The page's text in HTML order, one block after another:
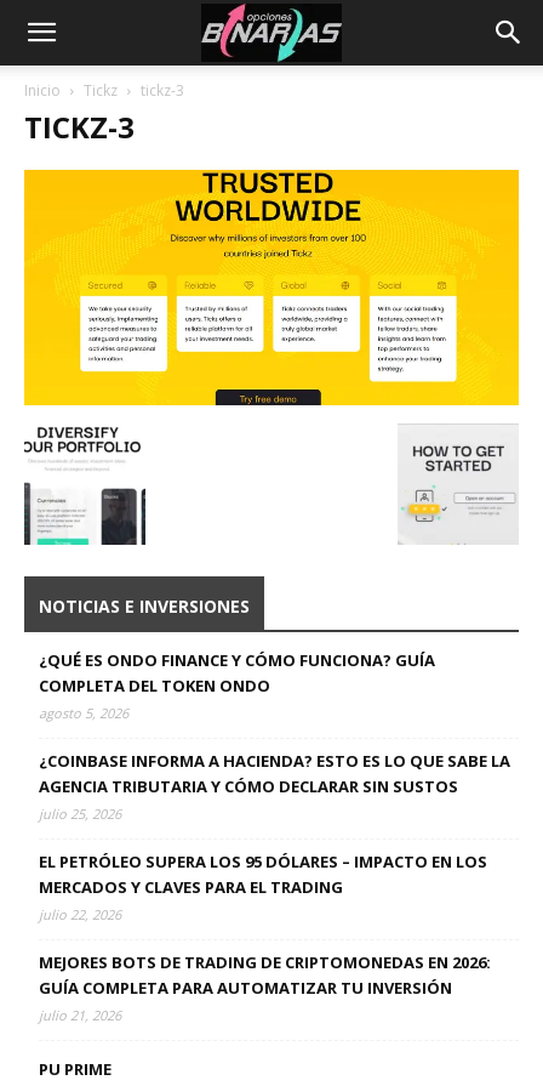
Inicio Tickz tickz-3
TICKZ-3
NOTICIAS E INVERSIONES
¿QUÉ ES ONDO FINANCE Y CÓMO FUNCIONA? GUÍA
COMPLETA DEL TOKEN ONDO
agosto 5, 2026
¿COINBASE INFORMA A HACIENDA? ESTO ES LO QUE SABE LA
AGENCIA TRIBUTARIA Y CÓMO DECLARAR SIN SUSTOS
julio 25, 2026
EL PETRÓLEO SUPERA LOS 95 DÓLARES – IMPACTO EN LOS
MERCADOS Y CLAVES PARA EL TRADING
julio 22, 2026
MEJORES BOTS DE TRADING DE CRIPTOMONEDAS EN 2026:
GUÍA COMPLETA PARA AUTOMATIZAR TU INVERSIÓN
julio 21, 2026
PU PRIME